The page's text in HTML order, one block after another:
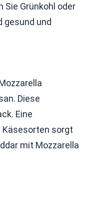
Sie Grünkohl oder
gesund und
Diese
Eine
Käsesorten sorgt
mit Mozzarella